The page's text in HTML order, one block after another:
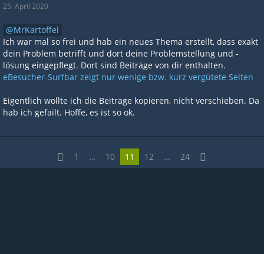
25. April 2020
MrKartoffel
Ich war mal so frei und hab ein neues Thema erstellt, dass exakt
dein Problem betrifft und dort deine Problemstellung und -
lösung eingepflegt. Dort sind Beiträge von dir enthalten.
eBesucher-Surfbar zeigt nur wenige bzw. kurz vergütete Seiten
Eigentlich wollte ich die Beiträge kopieren, nicht verschieben. Da
hab ich gefailt. Hoffe, es ist so ok.
1 … 10 11 12 … 24